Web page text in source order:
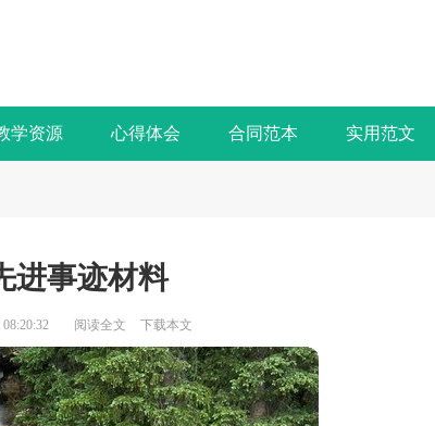
学资源 心得体会 合同范本 实用范文
进事迹材料
阅读全文 下载本文